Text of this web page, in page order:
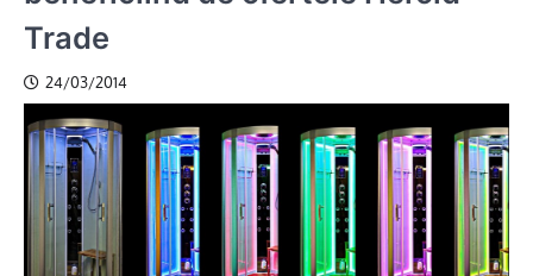
Trade
24/03/2014